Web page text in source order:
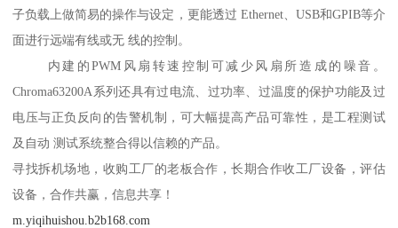
子负载上做简易的操作与设定，更能透过 Ethernet、USB和GPIB等介
面进行远端有线或无 线的控制。
内建的PWM风扇转速控制可减少风扇所造成的噪音。
Chroma63200A系列还具有过电流、过功率、过温度的保护功能及过
电压与正负反向的告警机制，可大幅提高产品可靠性，是工程测试
及自动 测试系统整合得以信赖的产品。
寻找拆机场地，收购工厂的老板合作，长期合作收工厂设备，评估
设备，合作共赢，信息共享！
m.yiqihuishou.b2b168.com